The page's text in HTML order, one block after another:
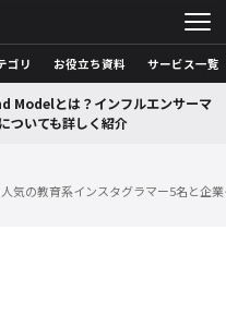
ゴリ お役立ち資料 サービス一覧
Modelとは？インフルエンサーマ
ついても詳しく紹介
人気の教育系インスタグラマー5名と企